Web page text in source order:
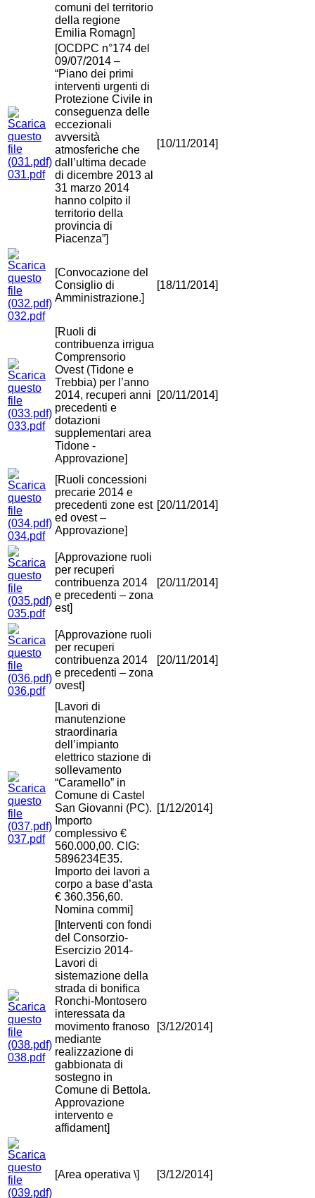
comuni del territorio
della regione
Emilia Romagn]
031.pdf
[OCDPC n°174 del
09/07/2014 –
“Piano dei primi
interventi urgenti di
Protezione Civile in
conseguenza delle
eccezionali
avversità
atmosferiche che
dall’ultima decade
di dicembre 2013 al
31 marzo 2014
hanno colpito il
territorio della
provincia di
Piacenza”]
[10/11/2014]
032.pdf
[Convocazione del
Consiglio di
Amministrazione.]
[18/11/2014]
033.pdf
[Ruoli di
contribuenza irrigua
Comprensorio
Ovest (Tidone e
Trebbia) per l’anno
2014, recuperi anni
precedenti e
dotazioni
supplementari area
Tidone -
Approvazione]
[20/11/2014]
034.pdf
[Ruoli concessioni
precarie 2014 e
precedenti zone est
ed ovest –
Approvazione]
[20/11/2014]
035.pdf
[Approvazione ruoli
per recuperi
contribuenza 2014
e precedenti – zona
est]
[20/11/2014]
036.pdf
[Approvazione ruoli
per recuperi
contribuenza 2014
e precedenti – zona
ovest]
[20/11/2014]
037.pdf
[Lavori di
manutenzione
straordinaria
dell’impianto
elettrico stazione di
sollevamento
“Caramello” in
Comune di Castel
San Giovanni (PC).
Importo
complessivo €
560.000,00. CIG:
5896234E35.
Importo dei lavori a
corpo a base d’asta
€ 360.356,60.
Nomina commi]
[1/12/2014]
038.pdf
[Interventi con fondi
del Consorzio-
Esercizio 2014-
Lavori di
sistemazione della
strada di bonifica
Ronchi-Montosero
interessata da
movimento franoso
mediante
realizzazione di
gabbionata di
sostegno in
Comune di Bettola.
Approvazione
intervento e
affidament]
[3/12/2014]
[Area operativa \] [3/12/2014]